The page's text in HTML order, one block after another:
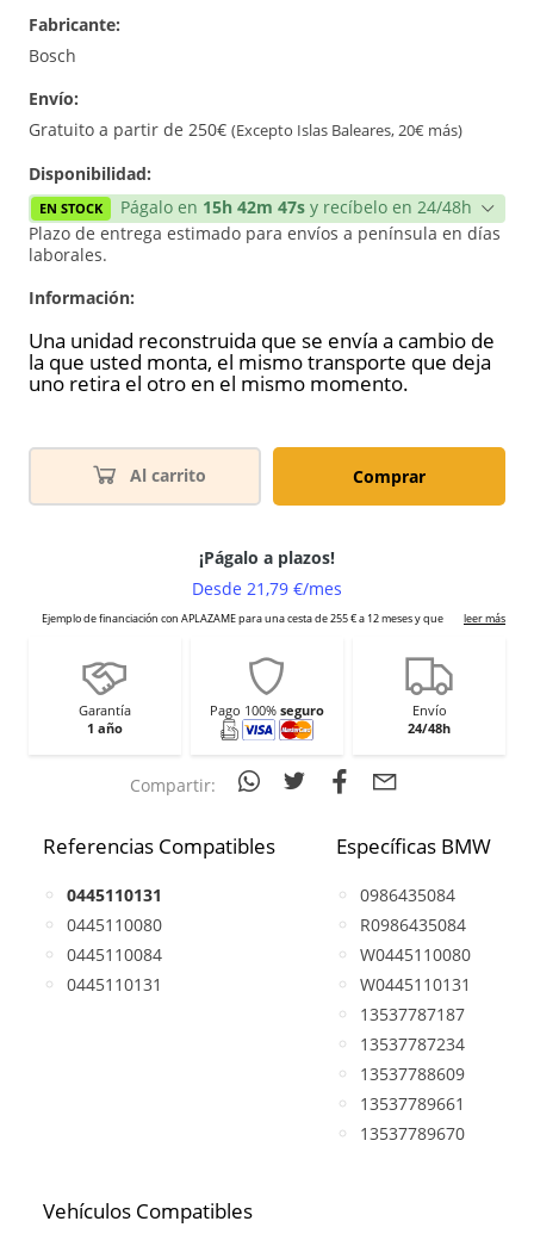
Fabricante:
Bosch
Envío:
Gratuito a partir de 250€ (Excepto Islas Baleares, 20€ más)
Disponibilidad:
EN STOCK Págalo en 15h 42m 47s y recíbelo en 24/48h
Plazo de entrega estimado para envíos a península en días
laborales.
Información:
Una unidad reconstruida que se envía a cambio de
la que usted monta, el mismo transporte que deja
uno retira el otro en el mismo momento.
Al carrito Comprar
Garantía
1 año
Pago 100% seguro
Envío
24/48h
Compartir:
Referencias Compatibles
0445110131
0445110080
0445110084
0445110131
Específicas BMW
0986435084
R0986435084
W0445110080
W0445110131
13537787187
13537787234
13537788609
13537789661
13537789670
Vehículos Compatibles